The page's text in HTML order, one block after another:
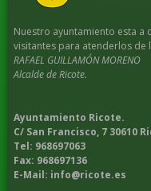
Nuestro ayuntamiento esta
visitantes para atenderlos
RAFAEL GUILLAMÓN MORENO
Alcalde de Ricote.
Ayuntamiento Ricote.
C/ San Francisco, 7 30610
Tel: 968697063
Fax: 968697136
E-Mail: info@ricote.es